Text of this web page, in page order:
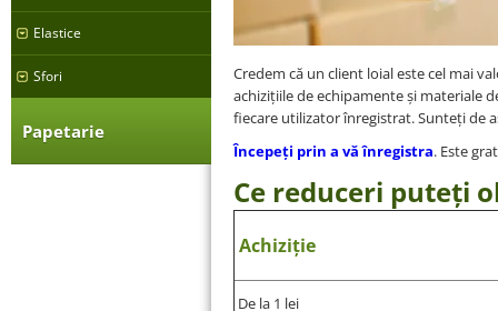
Elastice
Sfori
Papetarie
Credem că un client loial este cel mai
achizițiile de echipamente și materiale
fiecare utilizator înregistrat. Sunteți de
Începeți prin a vă înregistra. Este
Ce reduceri puteți
Achiziție
De la 1 lei